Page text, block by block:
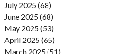
July 2025 (68)
June 2025 (68)
May 2025 (53)
April 2025 (65)
March 2025 (51)